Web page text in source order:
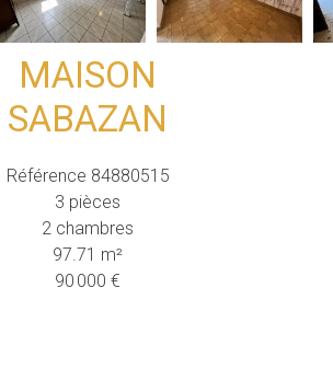
MAISON
SABAZAN
Référence 84880515
3 pièces
2 chambres
97.71 m²
90 000 €